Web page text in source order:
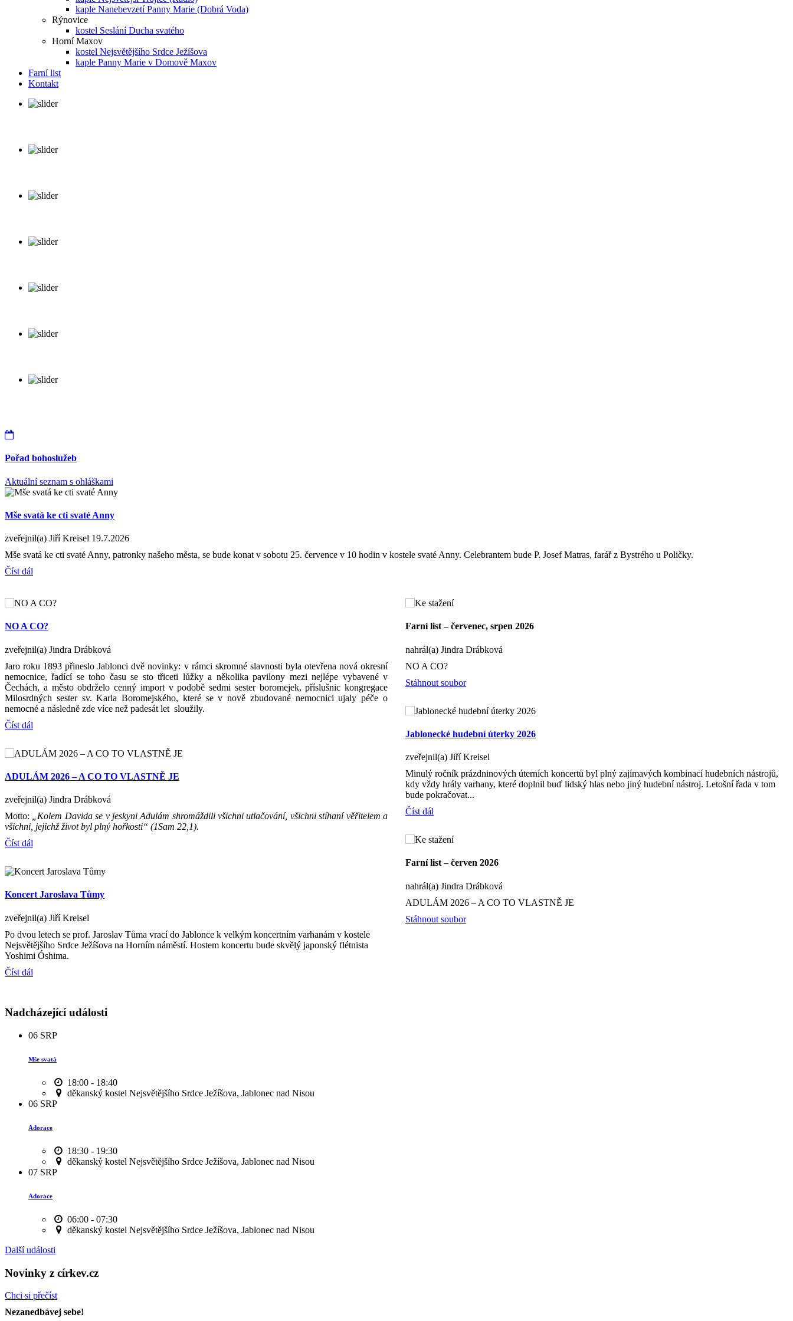
kaple Nanebevzetí Panny Marie (Dobrá Voda)
Rýnovice
kostel Seslání Ducha svatého
Horní Maxov
kostel Nejsvětějšího Srdce Ježíšova
kaple Panny Marie v Domově Maxov
Farní list
Kontakt
Pořad bohoslužeb
Aktuální seznam s ohláškami
Mše svatá ke cti svaté Anny
zveřejnil(a) Jiří Kreisel 19.7.2026
Mše svatá ke cti svaté Anny, patronky našeho města, se bude konat v sobotu 25. července v 10 hodin v kostele svaté Anny. Celebrantem bude P. Josef Matras, farář z Bystrého u Poličky.
Číst dál
NO A CO?
zveřejnil(a) Jindra Drábková
Jaro roku 1893 přineslo Jablonci dvě novinky: v rámci skromné slavnosti byla otevřena nová okresní
nemocnice, řadící se toho času se sto třiceti lůžky a několika pavilony mezi nejlépe vybavené v
Čechách, a město obdrželo cenný import v podobě sedmi sester boromejek, příslušnic kongregace
Milosrdných sester sv. Karla Boromejského, které se v nově zbudované nemocnici ujaly péče o
nemocné a následně zde více než padesát let sloužily.
Číst dál
ADULÁM 2026 – A CO TO VLASTNĚ JE
zveřejnil(a) Jindra Drábková
Motto:
„Kolem Davida se v jeskyni Adulám shromáždili všichni utlačování, všichni stíhaní věřitelem a
všichni, jejichž život byl plný hořkosti“ (1Sam 22,1).
Číst dál
Koncert Jaroslava Tůmy
zveřejnil(a) Jiří Kreisel
Po dvou letech se prof. Jaroslav Tůma vrací do Jablonce k velkým koncertním varhanám v kostele
Nejsvětějšího Srdce Ježíšova na Horním náměstí. Hostem koncertu bude skvělý japonský flétnista
Yoshimi Óshima.
Číst dál
Farní list – červenec, srpen 2026
nahrál(a) Jindra Drábková
NO A CO?
Stáhnout soubor
Jablonecké hudební úterky 2026
zveřejnil(a) Jiří Kreisel
Minulý ročník prázdninových úterních koncertů byl plný zajímavých kombinací hudebních nástrojů,
kdy vždy hrály varhany, které doplnil buď lidský hlas nebo jiný hudební nástroj. Letošní řada v tom
bude pokračovat...
Číst dál
Farní list – červen 2026
nahrál(a) Jindra Drábková
ADULÁM 2026 – A CO TO VLASTNĚ JE
Stáhnout soubor
Nadcházející události
06 SRP
Mše svatá
18:00 - 18:40
děkanský kostel Nejsvětějšího Srdce Ježíšova, Jablonec nad Nisou
06 SRP
Adorace
18:30 - 19:30
děkanský kostel Nejsvětějšího Srdce Ježíšova, Jablonec nad Nisou
07 SRP
Adorace
06:00 - 07:30
děkanský kostel Nejsvětějšího Srdce Ježíšova, Jablonec nad Nisou
Další události
Novinky z církev.cz
Chci si přečíst
Nezanedbávej sebe!